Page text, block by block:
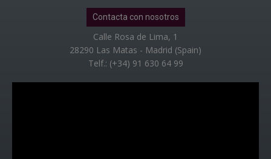
Contacta con nosotros
Calle Rosa de Lima, 1
28290 Las Matas - Madrid (Spain)
Telf.: (+34) 91 630 64 99